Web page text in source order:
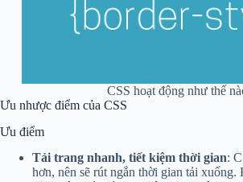
CSS hoạt động như thế
Ưu nhược điểm của CSS
Ưu điểm
Tải trang nhanh, tiết kiệm thời gian:
hơn, nên sẽ rút ngắn thời gian tải xuống.